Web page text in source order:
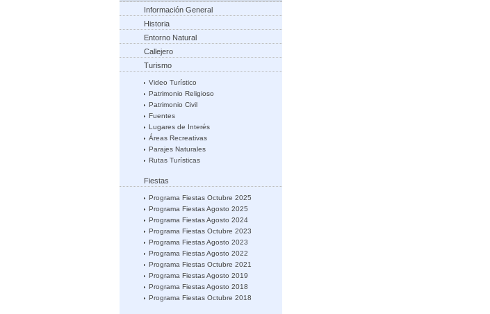
Información General
Historia
Entorno Natural
Callejero
Turismo
Video Turístico
Patrimonio Religioso
Patrimonio Civil
Fuentes
Lugares de Interés
Áreas Recreativas
Parajes Naturales
Rutas Turísticas
Fiestas
Programa Fiestas Octubre 2025
Programa Fiestas Agosto 2025
Programa Fiestas Agosto 2024
Programa Fiestas Octubre 2023
Programa Fiestas Agosto 2023
Programa Fiestas Agosto 2022
Programa Fiestas Octubre 2021
Programa Fiestas Agosto 2019
Programa Fiestas Agosto 2018
Programa Fiestas Octubre 2018